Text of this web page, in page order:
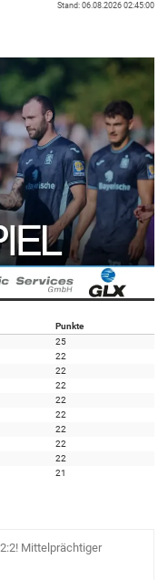
Stand: 06.08.2026 02:45:00
Punkte
25
22
22
22
22
22
22
22
22
21
Mittelprächtiger